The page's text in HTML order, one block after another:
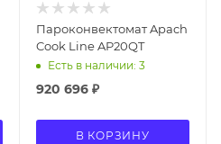
Пароконвектомат Apach
Cook Line AP20QT
Есть в наличии: 3
920 696₽
В КОРЗИНУ